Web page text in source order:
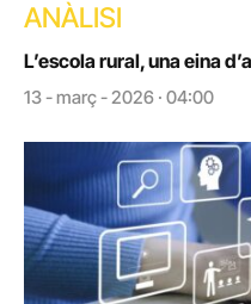
ANÀLISI
L’escola rural, una eina
13 - març - 2026 · 04:00